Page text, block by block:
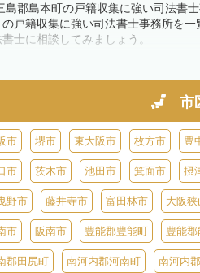
島郡島本町の戸籍収集に強い司法書
戸籍収集に強い司法書士事務所を
士に相談してみましょう。
市
市 堺市 東大阪市 枚方市 豊
市 茨木市 池田市 箕面市 摂
野市 藤井寺市 富田林市 大阪
市 阪南市 豊能郡豊能町 豊能
郡田尻町 南河内郡河南町 南河内